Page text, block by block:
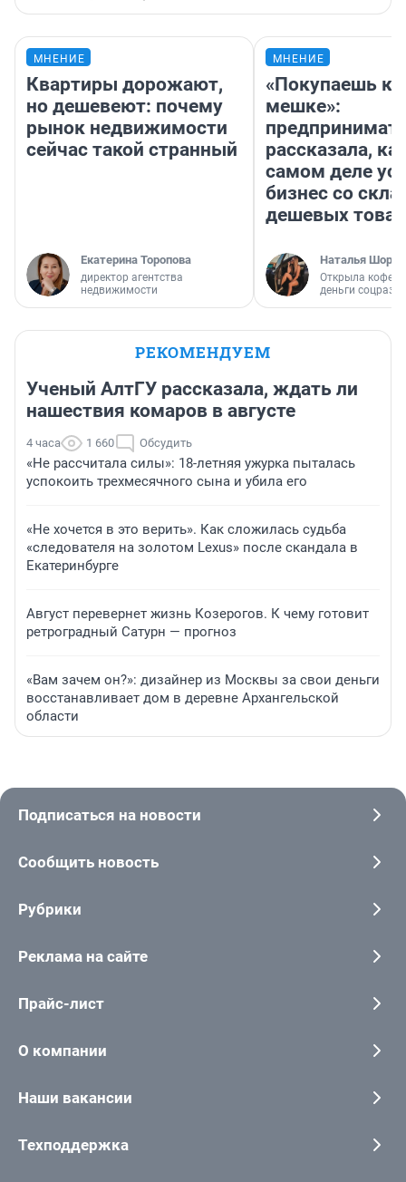
МНЕНИЕ
Квартиры дорожают,
но дешевеют: почему
рынок недвижимости
сейчас такой странный
Екатерина Торопова
директор агентства
недвижимости
МНЕНИЕ
«Покупаешь
мешке»:
рассказала,
самом деле
бизнес со
дешевых
Наталья
Открыла
деньги
РЕКОМЕНДУЕМ
Ученый АлтГУ рассказала, ждать ли
нашествия комаров в августе
4 часа 1 660 Обсудить
«Не рассчитала силы»: 18-летняя ужурка пыталась
успокоить трехмесячного сына и убила его
«Не хочется в это верить». Как сложилась судьба
«следователя на золотом Lexus» после скандала в
Екатеринбурге
Август перевернет жизнь Козерогов. К чему готовит
ретроградный Сатурн — прогноз
«Вам зачем он?»: дизайнер из Москвы за свои деньги
восстанавливает дом в деревне Архангельской
области
Подписаться на новости
Сообщить новость
Рубрики
Реклама на сайте
Прайс-лист
О компании
Наши вакансии
Техподдержка